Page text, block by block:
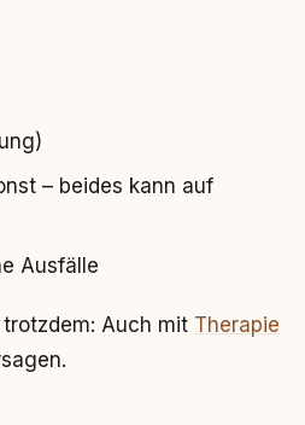
– beides kann auf
Ausfälle
Auch mit Therapie